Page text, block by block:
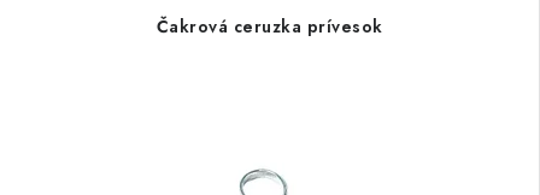
Čakrová ceruzka prívesok